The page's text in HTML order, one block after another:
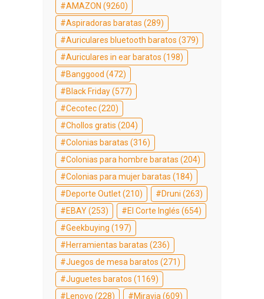
AMAZON (9260)
Aspiradoras baratas (289)
Auriculares bluetooth baratos (379)
Auriculares in ear baratos (198)
Banggood (472)
Black Friday(577)
Cecotec(220)
Chollos gratis (204)
Colonias baratas (316)
Colonias para hombre baratas (204)
Colonias para mujer baratas (184)
Deporte Outlet(210) Druni (263)
EBAY(253) El Corte Inglés (654)
Geekbuying (197)
Herramientas baratas (236)
Juegos de mesa baratos (271)
Juguetes baratos (1169)
Lenovo (228) Miravia (609)